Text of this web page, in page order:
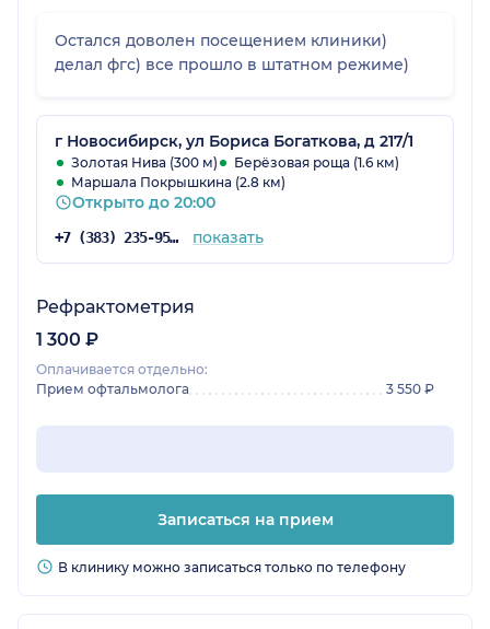
Остался доволен посещением клиники)
делал фгс) все прошло в штатном режиме)
г Новосибирск, ул Бориса Богаткова, д 217/1
Золотая Нива (300 м)
Берёзовая роща (1.6 км)
Маршала Покрышкина (2.8 км)
Открыто до 20:00
+7 (383) 235-95-84 показать
Рефрактометрия
1 300 ₽
Оплачивается отдельно:
Прием офтальмолога
3 550 ₽
Записаться на прием
В клинику можно записаться только по телефону